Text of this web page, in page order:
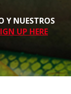
Y NUESTROS
UP HERE